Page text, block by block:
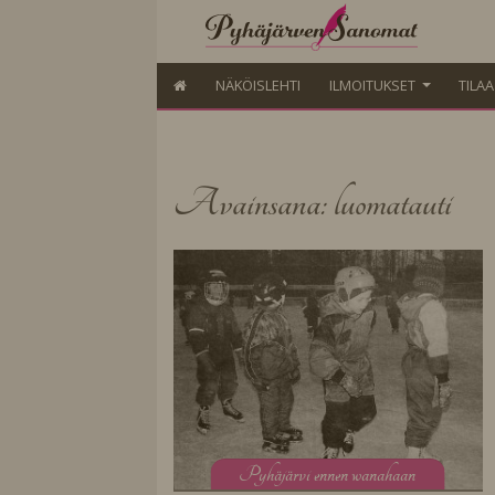
NÄKÖISLEHTI ILMOITUKSET
Avainsana: luomatauti
Pyhäjärvi ennen wanahaan